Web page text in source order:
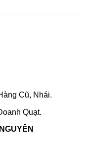
Cũ, Nhái.
Quạt.